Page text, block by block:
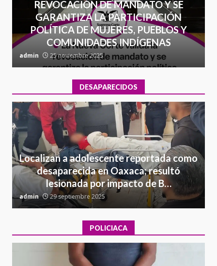
REVOCACIÓN DE MANDATO Y SE
GARANTIZA LA PARTICIPACIÓN
POLÍTICA DE MUJERES, PUEBLOS Y
COMUNIDADES INDÍGENAS
admin 25 noviembre 2025
DESAPARECIDOS
Localizan a adolescente reportada como
desaparecida en Oaxaca; resultó
lesionada por impacto de B…
admin 29 septiembre 2025
POLICIACA